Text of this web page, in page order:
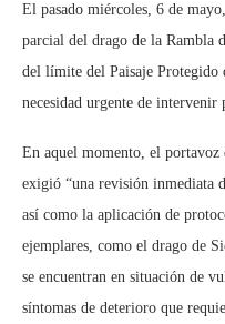
El pasado miércoles, 6 de
parcial del drago de la Rambla
del límite del Paisaje Protegido
necesidad urgente de intervenir
En aquel momento, el portavoz
exigió “una revisión inmediata
así como la aplicación de
ejemplares, como el drago de
se encuentran en situación de
síntomas de deterioro que